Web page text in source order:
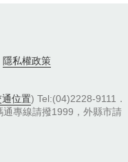
隱私權政策
通位置) Tel:(04)2228-9111．
專線請撥1999，外縣市請